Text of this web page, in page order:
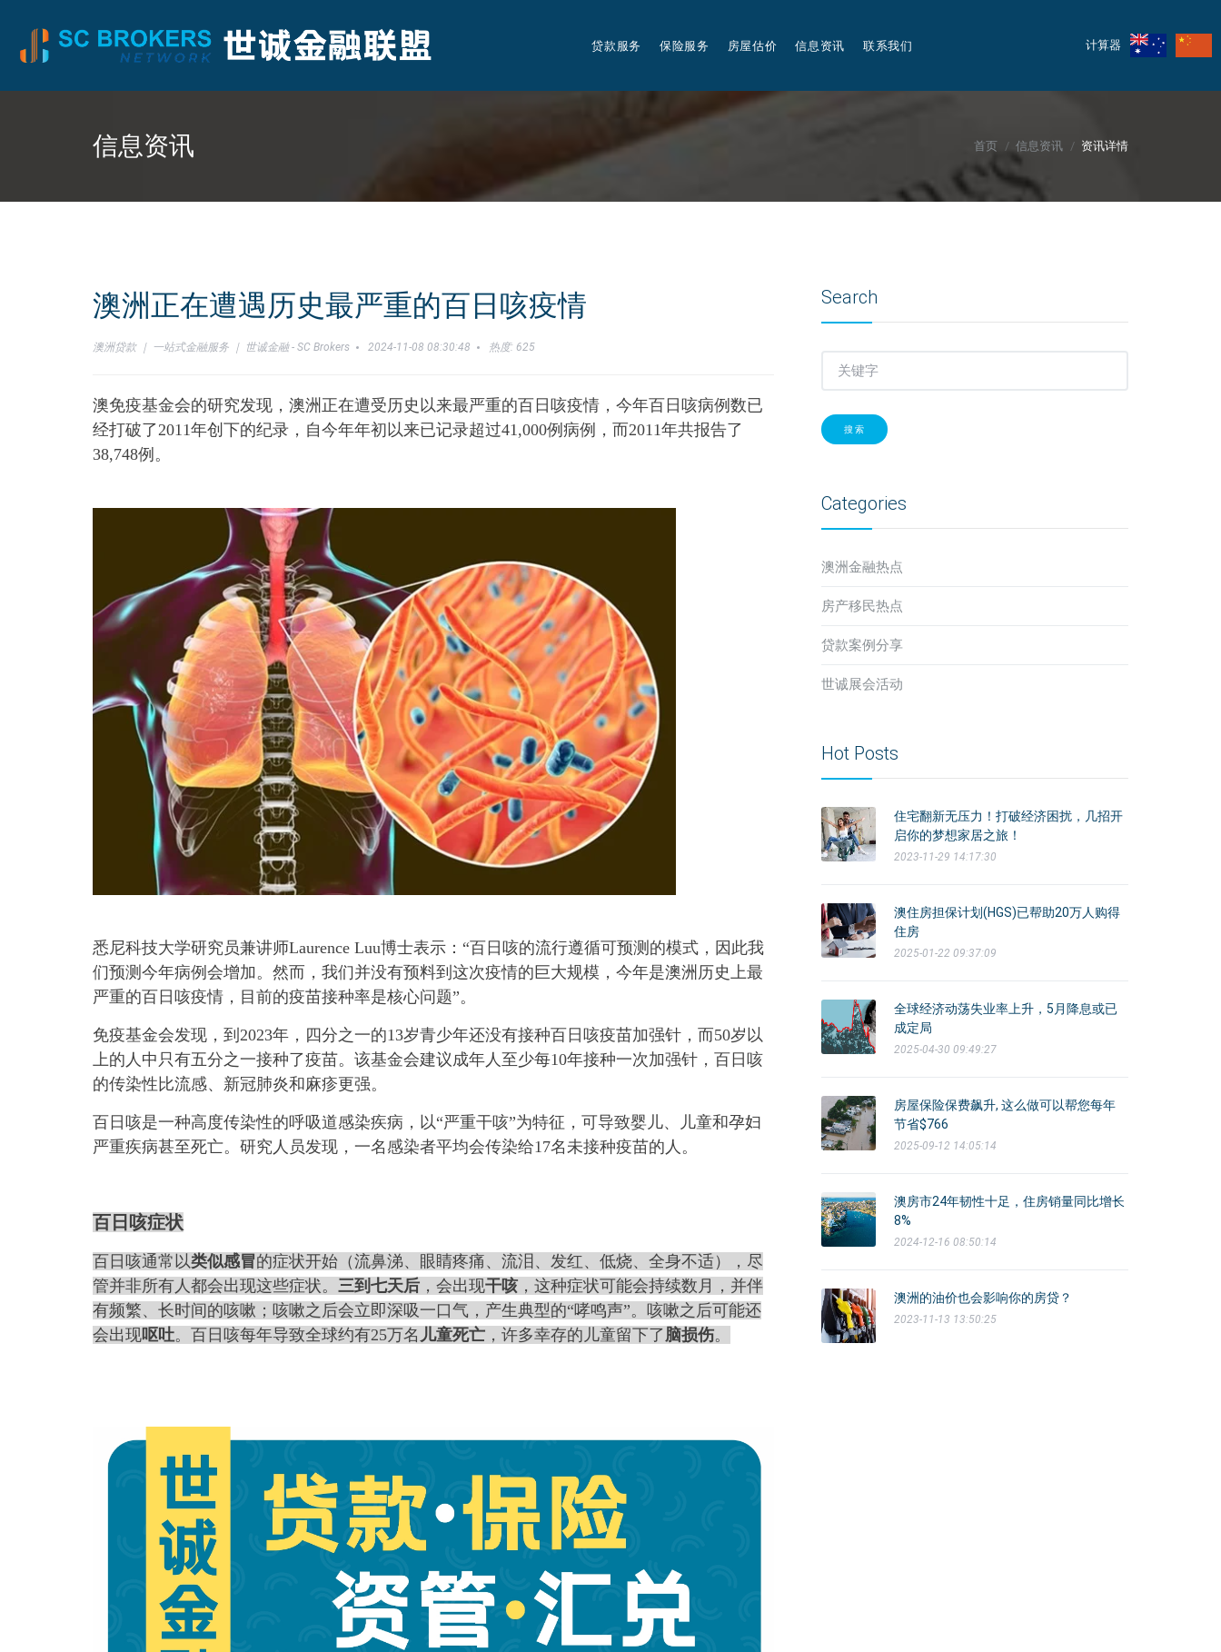
贷款服务 保险服务 房屋估价 信息资讯 联系我们 计算器
信息资讯 首页 信息资讯 资讯详情
澳洲正在遭遇历史最严重的百日咳疫情
澳洲贷款 ｜ 一站式金融服务 ｜ 世诚金融 - SC Brokers 2024-11-08 08:30:48 热度: 625
澳免疫基金会的研究发现，澳洲正在遭受历史以来最严重的百日咳疫情，今年百日咳病例数已
经打破了2011年创下的纪录，自今年年初以来已记录超过41,000例病例，而2011年共报告了
38,748例。
悉尼科技大学研究员兼讲师Laurence Luu博士表示：“百日咳的流行遵循可预测的模式，因此我
们预测今年病例会增加。然而，我们并没有预料到这次疫情的巨大规模，今年是澳洲历史上最
严重的百日咳疫情，目前的疫苗接种率是核心问题”。
免疫基金会发现，到2023年，四分之一的13岁青少年还没有接种百日咳疫苗加强针，而50岁以
上的人中只有五分之一接种了疫苗。该基金会建议成年人至少每10年接种一次加强针，百日咳
的传染性比流感、新冠肺炎和麻疹更强。
百日咳是一种高度传染性的呼吸道感染疾病，以“严重干咳”为特征，可导致婴儿、儿童和孕妇
严重疾病甚至死亡。研究人员发现，一名感染者平均会传染给17名未接种疫苗的人。
百日咳症状
百日咳通常以类似感冒的症状开始（流鼻涕、眼睛疼痛、流泪、发红、低烧、全身不适），尽
管并非所有人都会出现这些症状。 三到七天后 ，会出现干咳 ，这种症状可能会持续数月，并伴
有频繁、长时间的咳嗽；咳嗽之后会立即深吸一口气，产生典型的“哮鸣声”。咳嗽之后可能还
会出现呕吐。百日咳每年导致全球约有25万名 儿童死亡 ，许多幸存的儿童留下了脑损伤。
Search
搜索
Categories
澳洲金融热点
房产移民热点
贷款案例分享
世诚展会活动
Hot Posts
住宅翻新无压力！打破经济困扰，几招开
启你的梦想家居之旅！
2023-11-29 14:17:30
澳住房担保计划(HGS)已帮助20万人购得
住房
2025-01-22 09:37:09
全球经济动荡失业率上升，5月降息或已
成定局
2025-04-30 09:49:27
房屋保险保费飙升, 这么做可以帮您每年
节省$766
2025-09-12 14:05:14
澳房市24年韧性十足，住房销量同比增长
8%
2024-12-16 08:50:14
澳洲的油价也会影响你的房贷？
2023-11-13 13:50:25